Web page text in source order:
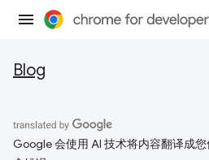
Blog
Google 会使用 AI 技术将内容翻译成